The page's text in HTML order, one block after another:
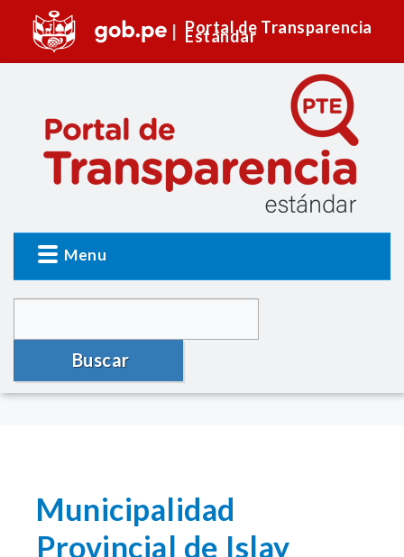
Portal de Transparencia
Estándar
Menu
Buscar
Municipalidad
Provincial de Islay